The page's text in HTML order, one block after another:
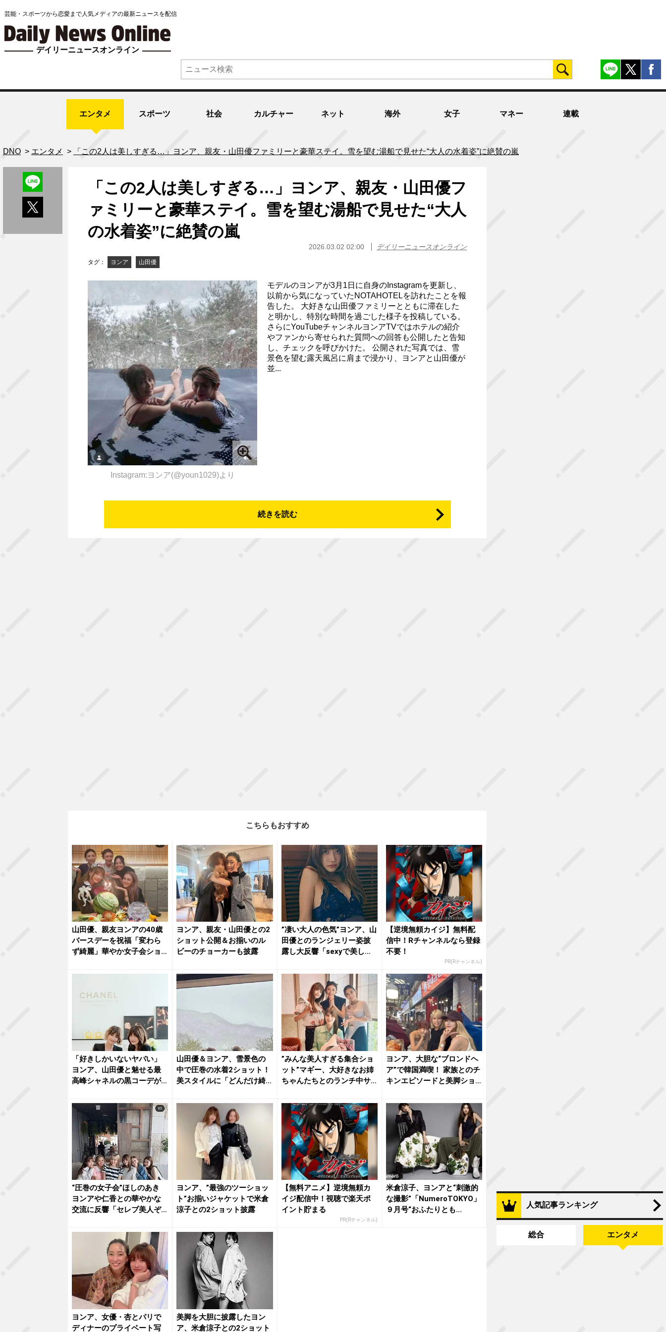
芸能・スポーツから恋愛まで人気メディアの最新ニュースを配信
デイリーニュースオンライン
エンタメ スポーツ 社会 カルチャー ネット 海外 女子 マネー 連載
DNO > エンタメ > 「この2人は美しすぎる…」ヨンア、親友・山田優ファミリーと豪華ステイ。雪を望む湯船で見せた“大人の水着姿”に絶賛の嵐
「この2人は美しすぎる…」ヨンア、親友・山田優フ
ァミリーと豪華ステイ。雪を望む湯船で見せた“大人
の水着姿”に絶賛の嵐
2026.03.02 02:00 デイリーニュースオンライン
タグ： ヨンア 山田優
Instagram:ヨンア(@youn1029)より
モデルのヨンアが3月1日に自身のInstagramを更新し、
以前から気になっていたNOTAHOTELを訪れたことを報
告した。 大好きな山田優ファミリーとともに滞在した
と明かし、特別な時間を過ごした様子を投稿している。
さらにYouTubeチャンネルヨンアTVではホテルの紹介
やファンから寄せられた質問への回答も公開したと告知
し、チェックを呼びかけた。 公開された写真では、雪
景色を望む露天風呂に肩まで浸かり、ヨンアと山田優が
並...
続きを読む
こちらもおすすめ
山田優、親友ヨンアの40歳
バースデーを祝福「変わら
ず綺麗」華やか女子会ショ
ヨンア、親友・山田優との2
ショット公開＆お揃いのル
ビーのチョーカーも披露
”凄い大人の色気”ヨンア、山
田優とのランジェリー姿披
露し大反響「sexyで美し
【逆境無頼カイジ】無料配
信中！Rチャンネルなら登録
不要！
PR(Rチャンネル)
「好きしかいないヤバい」
ヨンア、山田優と魅せる最
高峰シャネルの黒コーデが
山田優＆ヨンア、雪景色の
中で圧巻の水着2ショット！
美スタイルに「どんだけ綺
”みんな美人すぎる集合ショ
ット”マギー、大好きなお姉
ちゃんたちとのランチ中サ
ヨンア、大胆な“ブロンドヘ
ア”で韓国満喫！ 家族とのチ
キンエピソードと美脚ショ
“圧巻の女子会”ほしのあき
ヨンアや仁香との華やかな
交流に反響「セレブ美人ぞ
ヨンア、”最強のツーショッ
ト”お揃いジャケットで米倉
涼子との2ショット披露
【無料アニメ】逆境無頼カ
イジ配信中！視聴で楽天ポ
イント貯まる
PR(Rチャンネル)
米倉涼子、ヨンアと“刺激的
な撮影”「NumeroTOKYO」
９月号“おふたりとも...
ヨンア、女優・杏とパリで
ディナーのプライベート写
美脚を大胆に披露したヨン
ア、米倉涼子との2ショット
人気記事ランキング
総合 エンタメ